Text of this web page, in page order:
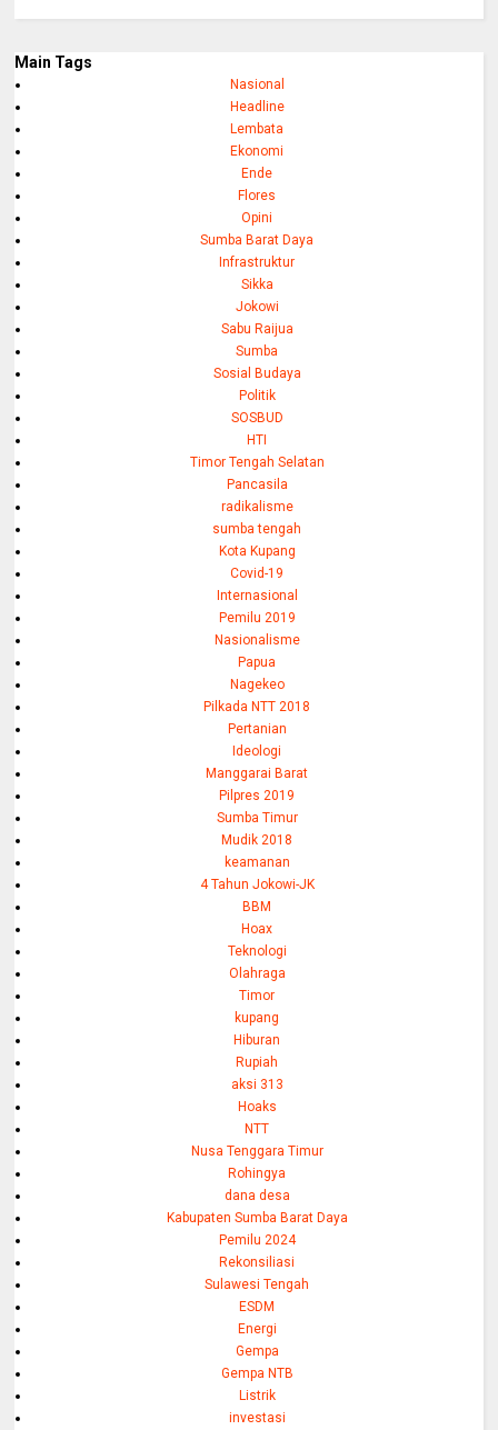
Main Tags
Nasional
Headline
Lembata
Ekonomi
Ende
Flores
Opini
Sumba Barat Daya
Infrastruktur
Sikka
Jokowi
Sabu Raijua
Sumba
Sosial Budaya
Politik
SOSBUD
HTI
Timor Tengah Selatan
Pancasila
radikalisme
sumba tengah
Kota Kupang
Covid-19
Internasional
Pemilu 2019
Nasionalisme
Papua
Nagekeo
Pilkada NTT 2018
Pertanian
Ideologi
Manggarai Barat
Pilpres 2019
Sumba Timur
Mudik 2018
keamanan
4 Tahun Jokowi-JK
BBM
Hoax
Teknologi
Olahraga
Timor
kupang
Hiburan
Rupiah
aksi 313
Hoaks
NTT
Nusa Tenggara Timur
Rohingya
dana desa
Kabupaten Sumba Barat Daya
Pemilu 2024
Rekonsiliasi
Sulawesi Tengah
ESDM
Energi
Gempa
Gempa NTB
Listrik
investasi